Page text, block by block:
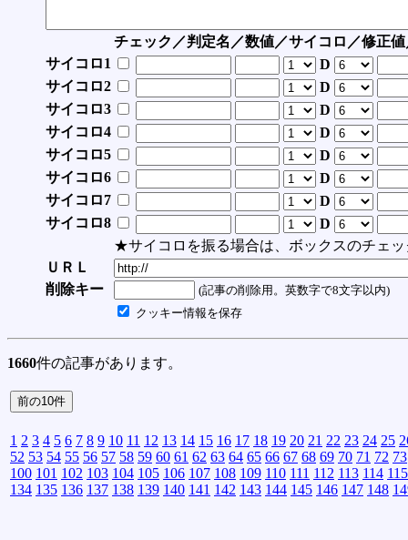
チェック／判定名／数値／サイコロ／修正
サイコロ1
D
サイコロ2
D
サイコロ3
D
サイコロ4
D
サイコロ5
D
サイコロ6
D
サイコロ7
D
サイコロ8
D
★サイコロを振る場合は、ボックスのチェッ
ＵＲＬ
削除キー
(記事の削除用。英数字で8文字以内)
クッキー情報を保存
1660件の記事があります。
1 2 3 4 5 6 7 8 9 10 11 12 13 14 15 16 17 18 19 20 21 22 23 24 25
52 53 54 55 56 57 58 59 60 61 62 63 64 65 66 67 68 69 70 71 72 73
100 101 102 103 104 105 106 107 108 109 110 111 112 113 114 115
134 135 136 137 138 139 140 141 142 143 144 145 146 147 148